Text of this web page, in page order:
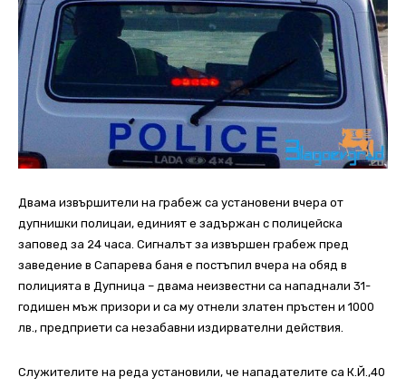
Двама извършители на грабеж са установени вчера от
дупнишки полицаи, единият е задържан с полицейска
заповед за 24 часа. Сигналът за извършен грабеж пред
заведение в Сапарева баня е постъпил вчера на обяд в
полицията в Дупница – двама неизвестни са нападнали 31-
годишен мъж призори и са му отнели златен пръстен и 1000
лв., предприети са незабавни издирвателни действия.
Служителите на реда установили, че нападателите са К.Й.,40